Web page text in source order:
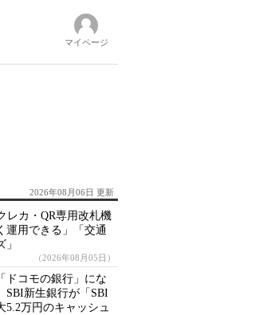
マイページ
2026年08月06日 更新
レカ・QR専用改札機
用できる」「交通
（2026年08月05日）
ドコモの銀行」にな
新生銀行が「SBI
5.2万円のキャッシュ